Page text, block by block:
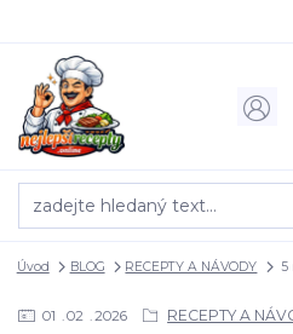
Úvod BLOG RECEPTY A NÁVODY 5
01 02 2026 RECEPTY A